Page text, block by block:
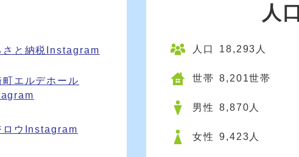
さと納税Instagram
町エルデホール
ロウInstagram
人
人口 18,293人
世帯 8,201世帯
男性 8,870人
女性 9,423人